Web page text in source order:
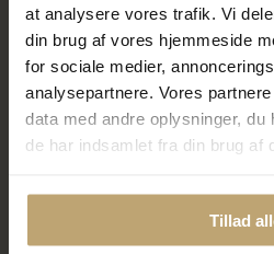
at analysere vores trafik. Vi
din brug af vores hjemmeside
for sociale medier,
analysepartnere. Vores
data med andre oplysninger, du
de har indsamlet fra din brug af
Tillad
På fjernlager